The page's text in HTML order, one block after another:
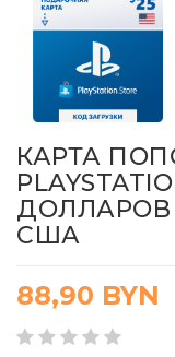
КАРТА
США
88,90 BYN